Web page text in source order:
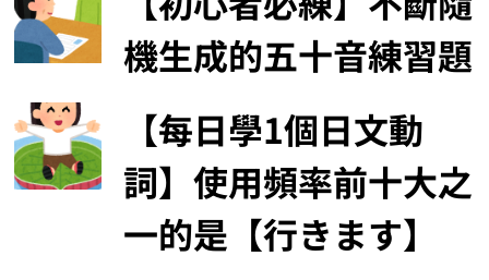
機生成的五十音練習題
【每日學1個日文動
詞】使用頻率前十大之
一的是【行きます】